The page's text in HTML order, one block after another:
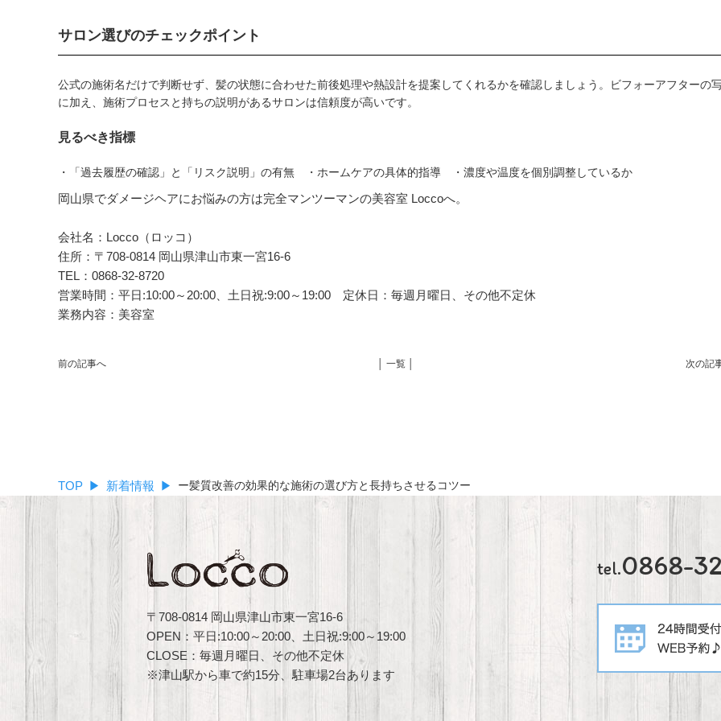
サロン選びのチェックポイント
公式の施術名だけで判断せず、髪の状態に合わせた前後処理や熱設計を提案してくれるかを確認しましょう。ビフォーアフターの
に加え、施術プロセスと持ちの説明があるサロンは信頼度が高いです。
見るべき指標
・「過去履歴の確認」と「リスク説明」の有無 ・ホームケアの具体的指導 ・濃度や温度を個別調整しているか
岡山県でダメージヘアにお悩みの方は完全マンツーマンの美容室 Loccoへ。
会社名：Locco（ロッコ）
住所：〒708-0814 岡山県津山市東一宮16-6
TEL：0868-32-8720
営業時間：平日:10:00～20:00、土日祝:9:00～19:00 定休日：毎週月曜日、その他不定休
業務内容：美容室
前の記事へ 次の記
│ 一覧 │
TOP 新着情報 ー髪質改善の効果的な施術の選び方と長持ちさせるコツー
〒708-0814 岡山県津山市東一宮16-6
OPEN：平日:10:00～20:00、土日祝:9:00～19:00
CLOSE：毎週月曜日、その他不定休
※津山駅から車で約15分、駐車場2台あります
tel.0868-